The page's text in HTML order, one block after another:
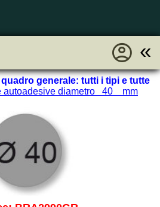
«
account_circle
generale: tutti i tipi e tutte
autoadesive diametro 40 mm